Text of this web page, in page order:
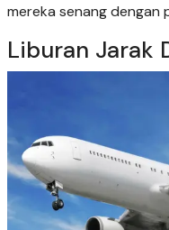
mereka senang dengan
Liburan Jarak